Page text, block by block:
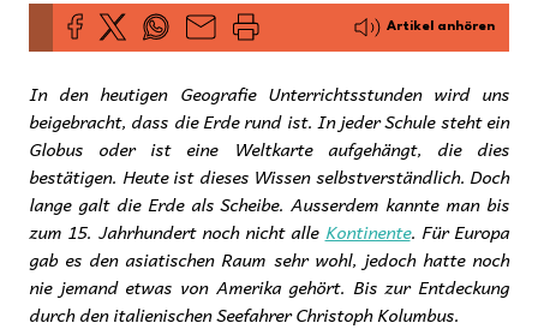
Artikel anhören
In den heutigen Geografie Unterrichtsstunden wird uns
beigebracht, dass die Erde rund ist. In jeder Schule steht ein
Globus oder ist eine Weltkarte aufgehängt, die dies
bestätigen. Heute ist dieses Wissen selbstverständlich. Doch
lange galt die Erde als Scheibe. Ausserdem kannte man bis
zum 15. Jahrhundert noch nicht alle Kontinente. Für Europa
gab es den asiatischen Raum sehr wohl, jedoch hatte noch
nie jemand etwas von Amerika gehört. Bis zur Entdeckung
durch den italienischen Seefahrer Christoph Kolumbus.